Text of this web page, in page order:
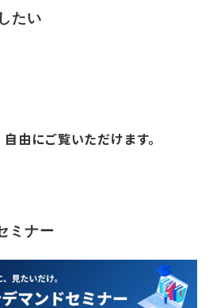
たい
由にご覧いただけます。
ミナー